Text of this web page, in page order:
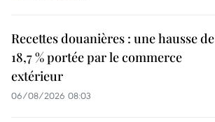
Recettes douanières : une hausse de
18,7 % portée par le commerce
extérieur
06/08/2026 08:03